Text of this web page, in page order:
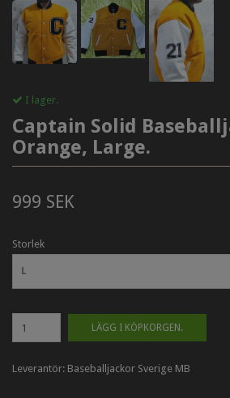
I lager.
Captain Solid
Orange, Large.
999 SEK
Storlek
L
LÄGG I KÖPKORGEN.
Leverantör: Baseballjackor Sverige MB